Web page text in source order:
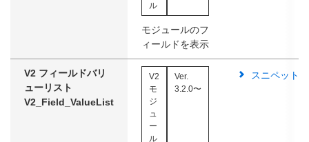
ル
モジュールのフ
ィールドを表示
V2 フィールドバリ
ューリスト
V2_Field_ValueList
V2
モ
ジ
ュ
ー
ル
Ver.
3.2.0〜
スニペット